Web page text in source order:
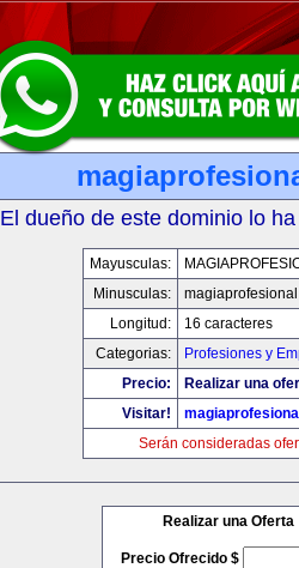
El dueño de este dominio lo
Mayusculas:
Minusculas:
Longitud:
16 caracteres
Categorias:
Profesiones y
Precio:
Realizar una
Visitar!
Serán consideradas
Realizar una Oferta
Precio Ofrecido $